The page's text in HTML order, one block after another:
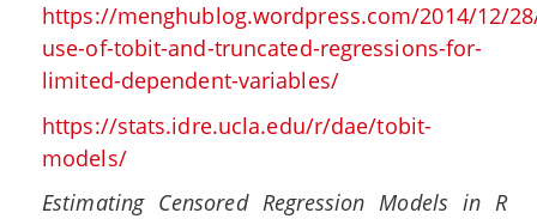
https://menghublog.wordpress.com/2014/12/
use-of-tobit-and-truncated-regressions-for-
limited-dependent-variables/
https://stats.idre.ucla.edu/r/dae/tobit-
models/
Estimating Censored Regression Models in R